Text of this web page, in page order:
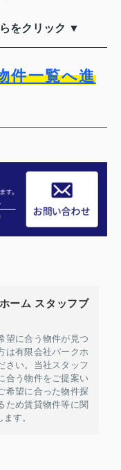
をクリック ▼
件一覧へ進
ーム スタッフブ
望に合う物件が見つ
は有限会社パークホ
さい。当社スタッフ
合う物件をご提案い
希望に合った物件探
ため賃貸物件等に関
す。